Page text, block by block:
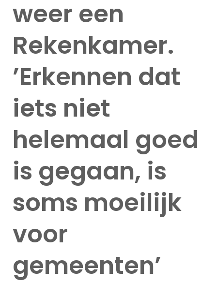
weer een
Rekenkamer.
’Erkennen dat
iets niet
helemaal goed
is gegaan, is
soms moeilijk
voor
gemeenten’